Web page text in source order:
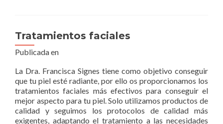
Tratamientos faciales
Publicada en
La Dra. Francisca Signes tiene como objetivo conseguir
que tu piel esté radiante, por ello os proporcionamos los
tratamientos faciales más efectivos para conseguir el
mejor aspecto para tu piel. Solo utilizamos productos de
calidad y seguimos los protocolos de calidad más
exigentes, adaptando el tratamiento a las necesidades